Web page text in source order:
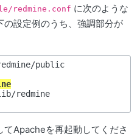
redmine.conf に次のような
設定例のうち、強調部分が
public
Apacheを再起動してくださ